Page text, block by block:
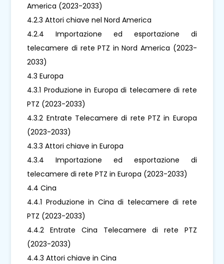
America (2023-2033)
4.2.3 Attori chiave nel Nord America
4.2.4 Importazione ed esportazione di
telecamere di rete PTZ in Nord America (2023-
2033)
4.3 Europa
4.3.1 Produzione in Europa di telecamere di rete
PTZ (2023-2033)
4.3.2 Entrate Telecamere di rete PTZ in Europa
(2023-2033)
4.3.3 Attori chiave in Europa
4.3.4 Importazione ed esportazione di
telecamere di rete PTZ in Europa (2023-2033)
4.4 Cina
4.4.1 Produzione in Cina di telecamere di rete
PTZ (2023-2033)
4.4.2 Entrate Cina Telecamere di rete PTZ
(2023-2033)
4.4.3 Attori chiave in Cina